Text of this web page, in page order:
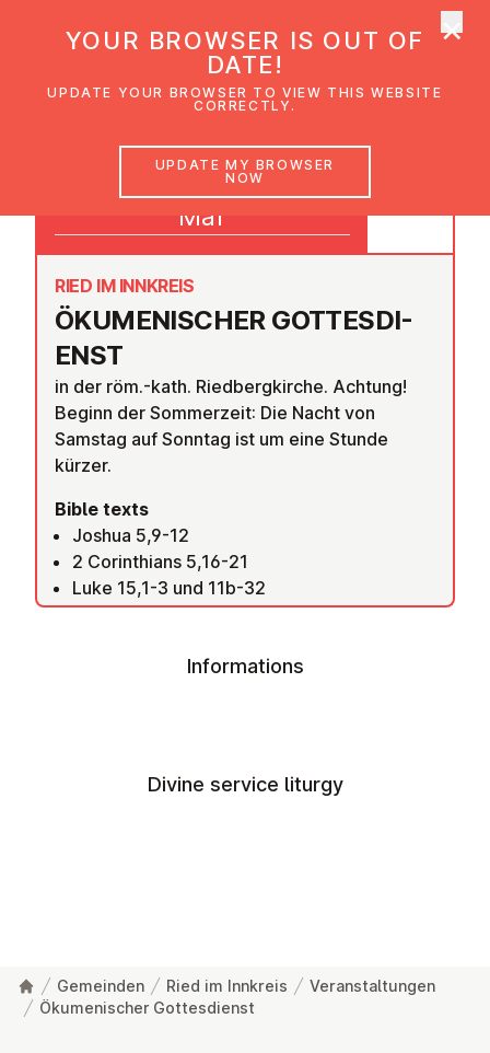
ÖKU­MEN­IS­CHER GOTTES­DI­
ENST
RIED IM INNKREIS
in der röm.-kath. Riedbergkirche. Achtung!
Beginn der Sommerzeit: Die Nacht von
Samstag auf Sonntag ist um eine Stunde
kürzer.
Bible texts
Joshua 5,9-12
2 Corinthians 5,16-21
Luke 15,1-3 und 11b-32
30
Mar
Informations
Divine service liturgy
Gemeinden Ried im Innkreis
Veranstaltungen
Ökumenischer Gottesdienst
YOUR BROWSER IS OUT OF
DATE!
UPDATE YOUR BROWSER TO VIEW THIS WEBSITE
CORRECTLY.
UPDATE MY BROWSER
NOW
×